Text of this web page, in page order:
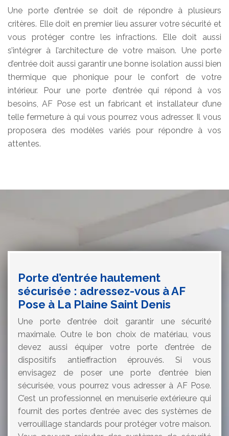
Une porte d’entrée se doit de répondre à plusieurs
critères. Elle doit en premier lieu assurer votre sécurité et
vous protéger contre les infractions. Elle doit aussi
s’intégrer à l’architecture de votre maison. Une porte
d’entrée doit aussi garantir une bonne isolation aussi bien
thermique que phonique pour le confort de votre
intérieur. Pour une porte d’entrée qui répond à vos
besoins, AF Pose est un fabricant et installateur d’une
telle fermeture à qui vous pourrez vous adresser. Il vous
proposera des modèles variés pour répondre à vos
attentes.
Porte d’entrée hautement
sécurisée : adressez-vous à AF
Pose à La Plaine Saint Denis
Une porte d’entrée doit garantir une sécurité
maximale. Outre le bon choix de matériau, vous
devez aussi équiper votre porte d’entrée de
dispositifs antieffraction éprouvés. Si vous
envisagez de poser une porte d’entrée bien
sécurisée, vous pourrez vous adresser à AF Pose.
C’est un professionnel en menuiserie extérieure qui
fournit des portes d’entrée avec des systèmes de
verrouillage standards pour protéger votre maison.